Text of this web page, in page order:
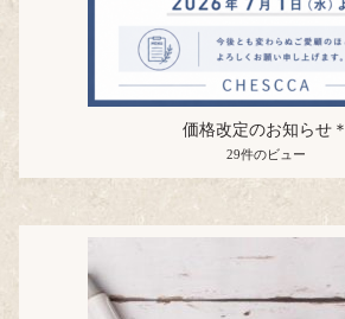
価格改定のお知らせ＊
29件のビュー